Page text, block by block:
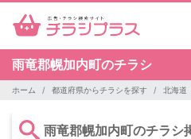
雨竜郡幌加内町のチラシ
ホーム 都道府県からチラシを探す 北海道
雨竜郡幌加内町のチラシ